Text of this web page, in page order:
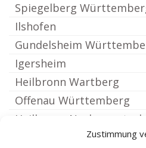
Zustimmung
Spiegelberg
Ilshofen
Gundelsheim
Igersheim
Heilbronn Wartberg
Offenau Württemberg
Heilbronn Neckargartach
Heilbronn Innenstadt